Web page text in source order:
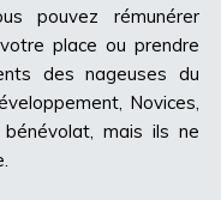
pouvez rémunérer
place ou prendre
des nageuses du
Novices,
mais ils ne